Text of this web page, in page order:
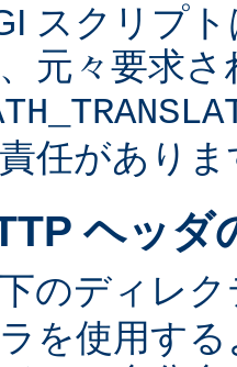
スクリプ
元々要求
任がありま
ヘッダ
のディレ
ラを使用す